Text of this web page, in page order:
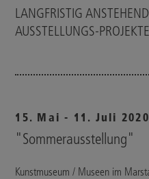
LANGFRISTIG
AUSSTELLUNGS-PROJEKTE
15. Mai - 11. Juli 2020
"Sommerausstellung"
Kunstmuseum / Museen im